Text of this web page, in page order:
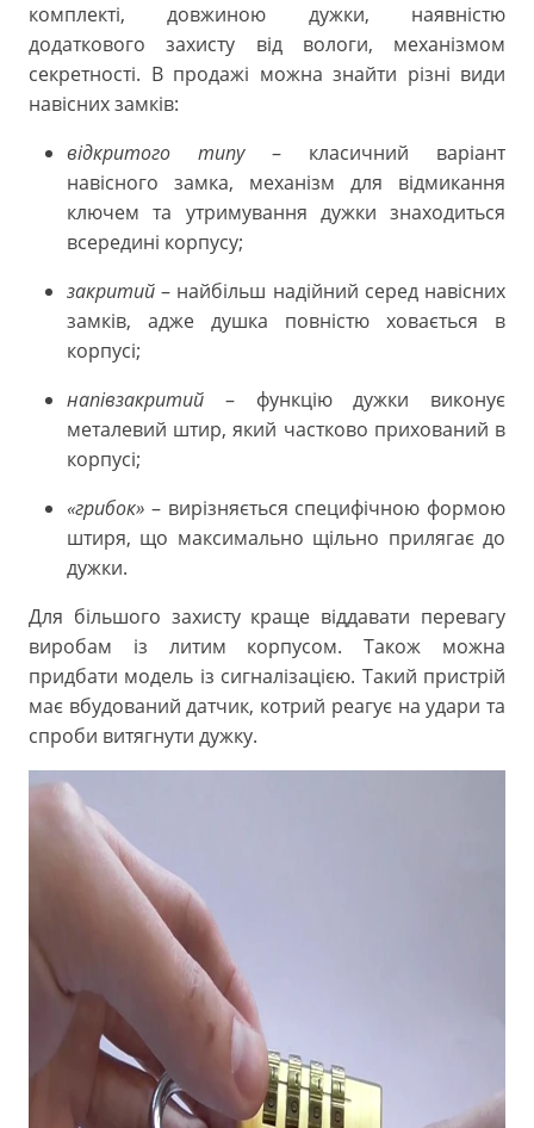
комплекті, довжиною дужки, наявністю
додаткового захисту від вологи, механізмом
секретності. В продажі можна знайти різні види
навісних замків:
відкритого типу– класичний варіант
навісного замка, механізм для відмикання
ключем та утримування дужки знаходиться
всередині корпусу;
закритий – найбільш надійний серед навісних
замків, адже душка повністю ховається в
корпусі;
напівзакритий – функцію дужки виконує
металевий штир, який частково прихований в
корпусі;
«грибок» – вирізняється специфічною формою
штиря, що максимально щільно прилягає до
дужки.
Для більшого захисту краще віддавати перевагу
виробам із литим корпусом. Також можна
придбати модель із сигналізацією. Такий пристрій
має вбудований датчик, котрий реагує на удари та
спроби витягнути дужку.